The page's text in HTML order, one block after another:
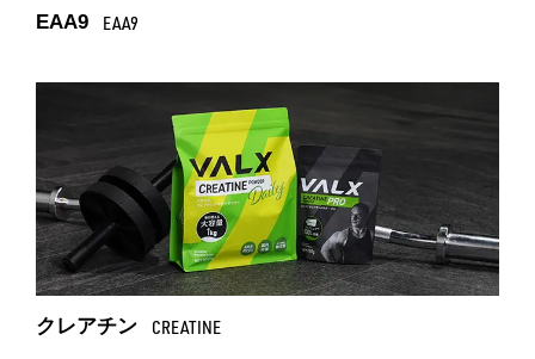
EAA9 EAA9
クレアチン CREATINE